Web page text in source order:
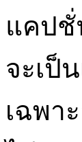
แคปชั่
จะเป็
เฉพา